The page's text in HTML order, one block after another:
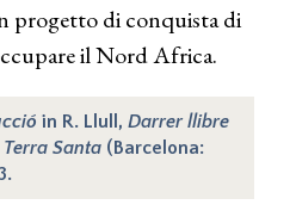
progetto di conquista di
il Nord Africa.
in R. Llull, Darrer llibre
Santa (Barcelona: